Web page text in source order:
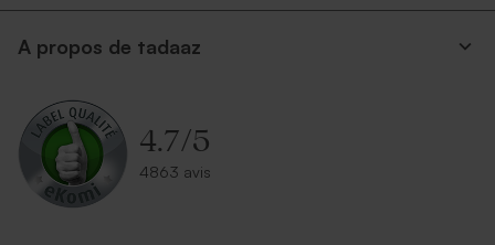
Enveloppe carrée argent
A propos de tadaaz
4.7/5
4863 avis